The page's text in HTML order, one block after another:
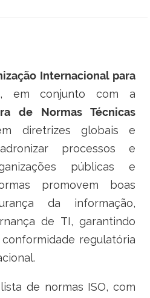
Abastecimento
e Serviços
Internacional para
, em conjunto com a
de Normas Técnicas
diretrizes globais e
processos e
públicas e
promovem boas
da informação,
de TI, garantindo
regulatória
de normas ISO, com